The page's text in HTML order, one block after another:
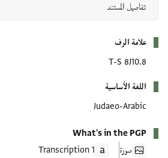
علامة الرف
T-S 8J10.8
اللغة الأساسية
Judaeo-Arabic
What's in the PGP
صورة
1 Transcription